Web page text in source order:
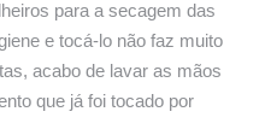
para a secagem das
e tocá-lo não faz muito
acabo de lavar as mãos
que já foi tocado por